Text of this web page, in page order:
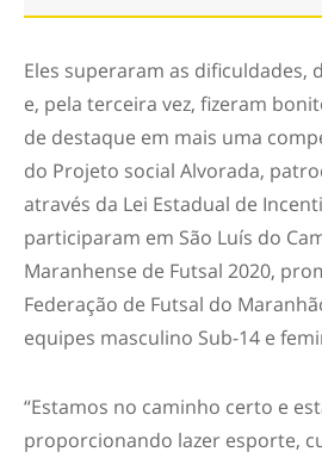
Eles superaram as dificuldades,
e, pela terceira vez, fizeram
de destaque em mais uma
do Projeto social Alvorada,
através da Lei Estadual de
participaram em São Luís do
Maranhense de Futsal 2020,
Federação de Futsal do
equipes masculino Sub-14 e
“Estamos no caminho certo e
proporcionando lazer esporte,